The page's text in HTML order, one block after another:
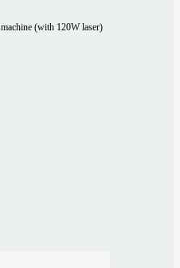
(with 120W laser)